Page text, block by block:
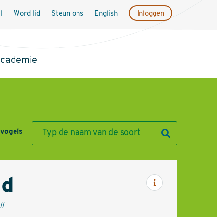
Word lid Steun ons English Inloggen
Informatie